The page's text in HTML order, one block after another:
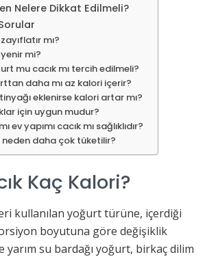
Nelere Dikkat Edilmeli?
mı?
mi?
mu cacık mı tercih edilmeli?
daha mı az kalori içerir?
eklenirse kalori artar mı?
için uygun mudur?
ev yapımı cacık mı sağlıklıdır?
neden daha çok tüketilir?
Kaç Kalori?
kullanılan yoğurt türüne, içerdiği
boyutuna göre değişiklik
yarım su bardağı yoğurt, birkaç dilim